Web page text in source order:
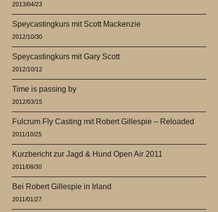
2013/04/23
Speycastingkurs mit Scott Mackenzie
2012/10/30
Speycastingkurs mit Gary Scott
2012/10/12
Time is passing by
2012/03/15
Fulcrum Fly Casting mit Robert Gillespie – Reloaded
2011/10/25
Kurzbericht zur Jagd & Hund Open Air 2011
2011/08/30
Bei Robert Gillespie in Irland
2011/01/27